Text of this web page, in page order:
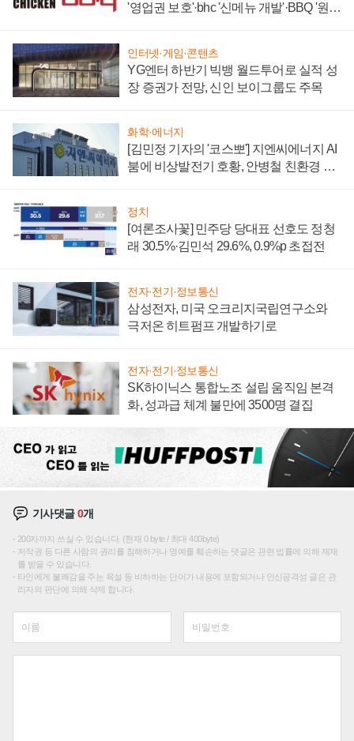
'영업권 보호'·bhc '신메뉴 개발'·BBQ '원가
인터넷·게임·콘텐츠
YG엔터 하반기 빅뱅 월드투어로 실적 성
장 증권가 전망, 신인 보이그룹도 주목
화학·에너지
[김민정 기자의 '코스뽀'] 지엔씨에너지 AI
붐에 비상발전기 호황, 안병철 친환경 에
정치
[여론조사꽃] 민주당 당대표 선호도 정청
래 30.5%·김민석 29.6%, 0.9%p 초접전
전자·전기·정보통신
삼성전자, 미국 오크리지국립연구소와
극저온 히트펌프 개발하기로
전자·전기·정보통신
SK하이닉스 통합노조 설립 움직임 본격
화, 성과급 체계 불만에 3500명 결집
기사댓글0개
200자까지 쓰실 수 있습니다. (현재 0 byte / 최대 400byte)
저작권 등 다른 사람의 권리를 침해하거나 명예를 훼손하는 댓글은 관련 법률에 의해 제재
를 받을 수 있습니다.
타인에게 불쾌감을 주는 욕설 등 비하하는 단어가 내용에 포함되거나 인신공격성 글은 관
리자의 판단에 의해 삭제 합니다.